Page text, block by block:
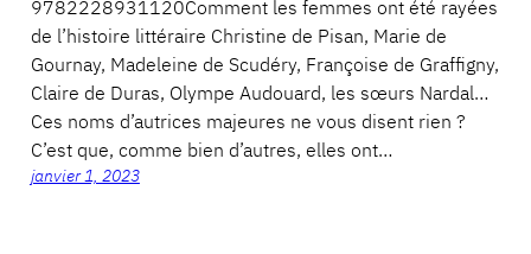
9782228931120Comment les femmes ont été rayées
de l’histoire littéraire Christine de Pisan, Marie de
Gournay, Madeleine de Scudéry, Françoise de Graffigny,
Claire de Duras, Olympe Audouard, les sœurs Nardal…
Ces noms d’autrices majeures ne vous disent rien ?
C’est que, comme bien d’autres, elles ont…
janvier 1, 2023